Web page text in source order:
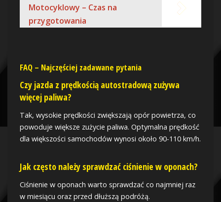
Motocyklowy – Czas na
przygotowania
FAQ – Najczęściej zadawane pytania
Czy jazda z prędkością autostradową zużywa
więcej paliwa?
Tak, wysokie prędkości zwiększają opór powietrza, co
powoduje większe zużycie paliwa. Optymalna prędkość
dla większości samochodów wynosi około 90-110 km/h.
Jak często należy sprawdzać ciśnienie w oponach?
Ciśnienie w oponach warto sprawdzać co najmniej raz
w miesiącu oraz przed dłuższą podróżą.